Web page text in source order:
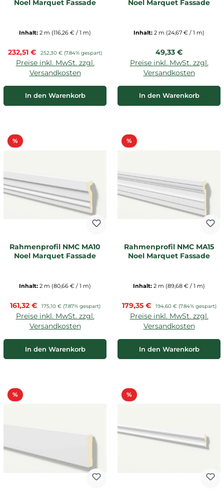
Noel Marquet Fassade
Inhalt: 2 m (116,26 € / 1 m)
Verkaufspreis:
232,51 € Regulärer Preis:
252,30 € (7.84% gespart)
Preise inkl. MwSt. zzgl.
Versandkosten
In den Warenkorb
Noel Marquet Fassade
Inhalt: 2 m (24,67 € / 1 m)
Regulärer Preis:
49,33 €
Preise inkl. MwSt. zzgl.
Versandkosten
In den Warenkorb
%Rabatt
Rahmenprofil NMC MA10
Noel Marquet Fassade
Inhalt: 2 m (80,66 € / 1 m)
Verkaufspreis:
161,32 € Regulärer Preis:
175,10 € (7.87% gespart)
Preise inkl. MwSt. zzgl.
Versandkosten
In den Warenkorb
%Rabatt
Rahmenprofil NMC MA15
Noel Marquet Fassade
Inhalt: 2 m (89,68 € / 1 m)
Verkaufspreis:
179,35 € Regulärer Preis:
194,60 € (7.84% gespart)
Preise inkl. MwSt. zzgl.
Versandkosten
In den Warenkorb
%Rabatt %Rabatt